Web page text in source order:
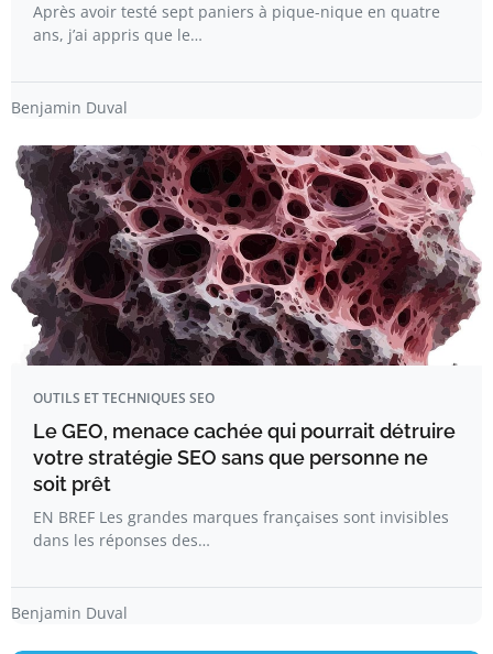
Après avoir testé sept paniers à pique-nique en quatre
ans, j’ai appris que le…
Benjamin Duval
OUTILS ET TECHNIQUES SEO
Le GEO, menace cachée qui pourrait détruire
votre stratégie SEO sans que personne ne
soit prêt
EN BREF Les grandes marques françaises sont invisibles
dans les réponses des…
Benjamin Duval